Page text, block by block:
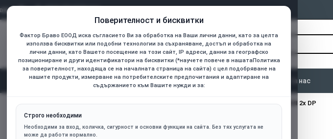
Поверителност и бисквитки
Фактор Браво ЕООД иска съгласието Ви за обработка на Ваши лични данни, като за целта
използва бисквитки или подобни технологии за съхраняване, достъп и обработка на
лични данни, като Вашето посещение на този сайт, IP адреси, данни за географско
позициониране и други идентификатори на бисквитки (*научете повече в нашатаПолитика
за поверителност, находяща се на началната страница на сайта) с цел подобряване на
нашите продукти, измерване на потребителските предпочитания и адаптиране на
съдържанието към Вашите нужди и за:
Строго необходими
Необходими за вход, количка, сигурност и основни функции на сайта. Без тях услугата не
може да работи нормално.
Всички
Търсене...
Категории Начало Контакти За нас
home
ASROCK Video Card AMD Radeon RX 9060 XT Steel Legend OC 16GB GDDR6 128-bit HDMI 2x DP